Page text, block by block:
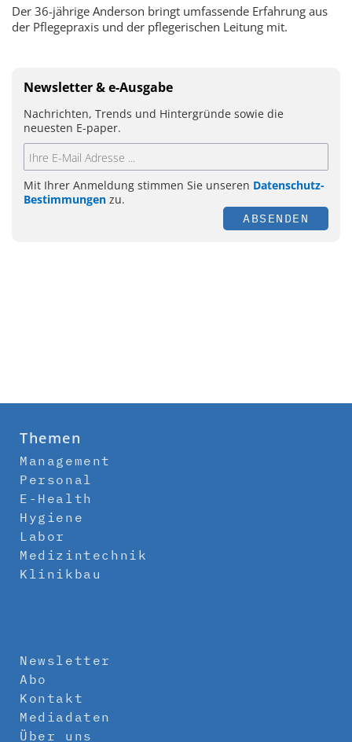
Der 36-jährige Anderson bringt umfassende Erfahrung aus
der Pflegepraxis und der pflegerischen Leitung mit.
Newsletter & e-Ausgabe
Nachrichten, Trends und Hintergründe sowie die
neuesten E-paper.
Mit Ihrer Anmeldung stimmen Sie unseren Datenschutz-
Bestimmungen zu.
ABSENDEN
Themen
Management
Personal
E-Health
Hygiene
Labor
Medizintechnik
Klinikbau
Newsletter
Abo
Kontakt
Mediadaten
Über uns